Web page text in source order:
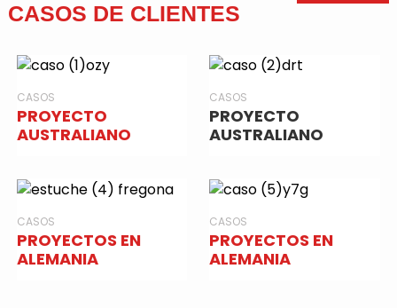
CASOS DE CLIENTES
CASOS
PROYECTO
AUSTRALIANO
CASOS
PROYECTO
AUSTRALIANO
CASOS
PROYECTOS EN
ALEMANIA
CASOS
PROYECTOS EN
ALEMANIA